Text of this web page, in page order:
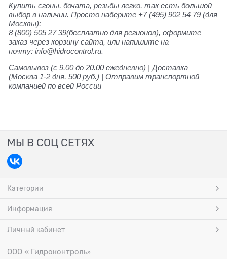
Купить сгоны, бочата, резьбы легко, так есть большой
выбор в наличии. Просто наберите +7 (495) 902 54 79 (для
Москвы);
8 (800) 505 27 39(бесплатно для регионов), оформите
заказ через корзину сайта, или напишите на
почту: info@hidrocontrol.ru.
Самовывоз (с 9.00 до 20.00 ежедневно) | Доставка
(Москва 1-2 дня, 500 руб.) | Отправим транспортной
компанией по всей России
МЫ В СОЦ СЕТЯХ
Категории
Информация
Личный кабинет
ООО « Гидроконтроль»